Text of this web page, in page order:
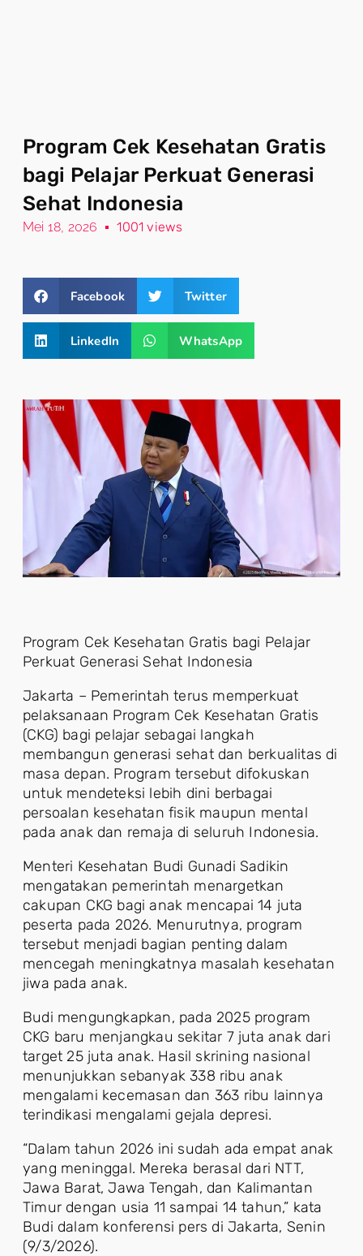
Program Cek Kesehatan Gratis
bagi Pelajar Perkuat Generasi
Sehat Indonesia
Mei 18, 2026 1001 views
Facebook Twitter
LinkedIn WhatsApp
Program Cek Kesehatan Gratis bagi Pelajar
Perkuat Generasi Sehat Indonesia
Jakarta – Pemerintah terus memperkuat
pelaksanaan Program Cek Kesehatan Gratis
(CKG) bagi pelajar sebagai langkah
membangun generasi sehat dan berkualitas di
masa depan. Program tersebut difokuskan
untuk mendeteksi lebih dini berbagai
persoalan kesehatan fisik maupun mental
pada anak dan remaja di seluruh Indonesia.
Menteri Kesehatan Budi Gunadi Sadikin
mengatakan pemerintah menargetkan
cakupan CKG bagi anak mencapai 14 juta
peserta pada 2026. Menurutnya, program
tersebut menjadi bagian penting dalam
mencegah meningkatnya masalah kesehatan
jiwa pada anak.
Budi mengungkapkan, pada 2025 program
CKG baru menjangkau sekitar 7 juta anak dari
target 25 juta anak. Hasil skrining nasional
menunjukkan sebanyak 338 ribu anak
mengalami kecemasan dan 363 ribu lainnya
terindikasi mengalami gejala depresi.
“Dalam tahun 2026 ini sudah ada empat anak
yang meninggal. Mereka berasal dari NTT,
Jawa Barat, Jawa Tengah, dan Kalimantan
Timur dengan usia 11 sampai 14 tahun,” kata
Budi dalam konferensi pers di Jakarta, Senin
(9/3/2026).